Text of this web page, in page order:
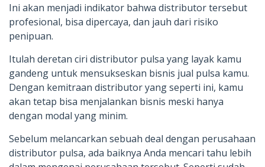
Ini akan menjadi indikator bahwa distributor tersebut
profesional, bisa dipercaya, dan jauh dari risiko
penipuan.
Itulah deretan ciri distributor pulsa yang layak kamu
gandeng untuk mensukseskan bisnis jual pulsa kamu.
Dengan kemitraan distributor yang seperti ini, kamu
akan tetap bisa menjalankan bisnis meski hanya
dengan modal yang minim.
Sebelum melancarkan sebuah deal dengan perusahaan
distributor pulsa, ada baiknya Anda mencari tahu lebih